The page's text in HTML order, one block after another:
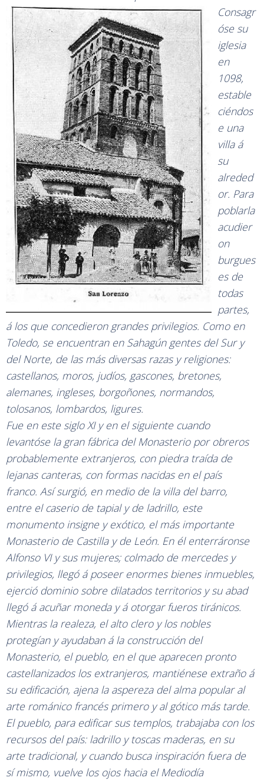
Consagr
óse su
iglesia
en
1098,
estable
ciéndos
e una
villa á
su
alreded
or. Para
poblarla
acudier
on
burgues
es de
todas
partes,
á los que concedieron grandes privilegios. Como en
Toledo, se encuentran en Sahagún gentes del Sur y
del Norte, de las más diversas razas y religiones:
castellanos, moros, judíos, gascones, bretones,
alemanes, ingleses, borgoñones, normandos,
tolosanos, lombardos, ligures.
Fue en este siglo XI y en el siguiente cuando
levantóse la gran fábrica del Monasterio por obreros
probablemente extranjeros, con piedra traída de
lejanas canteras, con formas nacidas en el país
franco. Así surgió, en medio de la villa del barro,
entre el caserio de tapial y de ladrillo, este
monumento insigne y exótico, el más importante
Monasterio de Castilla y de León. En él enterráronse
Alfonso VI y sus mujeres; colmado de mercedes y
privilegios, llegó á poseer enormes bienes inmuebles,
ejerció dominio sobre dilatados territorios y su abad
llegó á acuñar moneda y á otorgar fueros tiránicos.
Mientras la realeza, el alto clero y los nobles
protegían y ayudaban á la construcción del
Monasterio, el pueblo, en el que aparecen pronto
castellanizados los extranjeros, mantiénese extraño á
su edificación, ajena la aspereza del alma popular al
arte románico francés primero y al gótico más tarde.
El pueblo, para edificar sus templos, trabajaba con los
recursos del país: ladrillo y toscas maderas, en su
arte tradicional, y cuando busca inspiración fuera de
sí mismo, vuelve los ojos hacia el Mediodía